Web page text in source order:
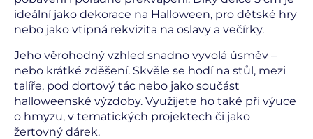
ideální jako dekorace na Halloween, pro dětské hry
nebo jako vtipná rekvizita na oslavy a večírky.
Jeho věrohodný vzhled snadno vyvolá úsměv –
nebo krátké zděšení. Skvěle se hodí na stůl, mezi
talíře, pod dortový tác nebo jako součást
halloweenské výzdoby. Využijete ho také při výuce
o hmyzu, v tematických projektech či jako
žertovný dárek.